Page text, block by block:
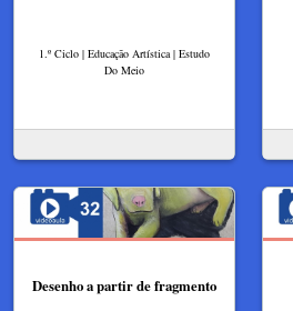
1.º Ciclo | Educação Artística | Estudo
Do Meio
Desenho a partir de fragmento